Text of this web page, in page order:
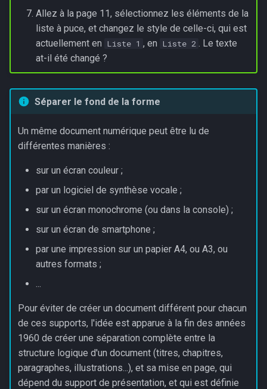
Ordre d'application des
sélecteurs
Les boîtes CSS...
Les dimensions et unités de
Pour aller plus loin :
adaptation aux différents
écrans/médias de sortie
Allez à la page 11, sélectionnez les éléments de la
liste à puce, et changez le style de celle-ci, qui est
actuellement en Liste 1 , en Liste 2
. Le texte
at-il été changé ?
Séparer le fond de la forme
Un même document numérique peut être lu de
différentes manières :
sur un écran couleur ;
par un logiciel de synthèse vocale ;
sur un écran monochrome (ou dans la console) ;
sur un écran de smartphone ;
par une impression sur un papier A4, ou A3, ou
autres formats ;
Pour éviter de créer un document différent pour chacun
de ces supports, l'idée est apparue à la fin des années
1960 de créer une séparation complète entre la
structure logique d'un document (titres, chapitres,
paragraphes, illustrations...), et sa mise en page, qui
dépend du support de présentation, et qui est définie